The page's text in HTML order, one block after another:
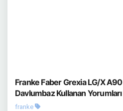
Franke Faber Grexia LG/X A90
Davlumbaz Kullanan Yorumları
franke